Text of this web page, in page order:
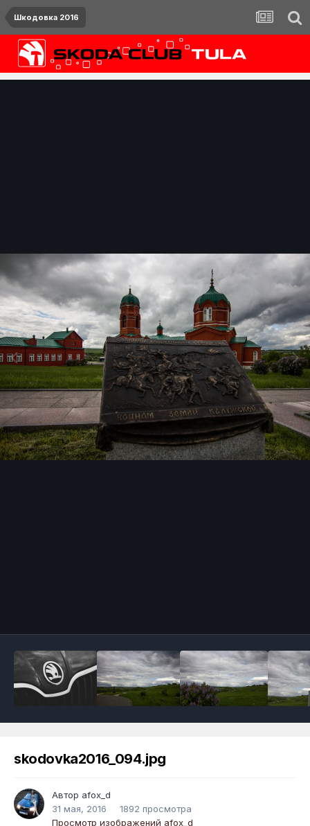
Шкодовка 2016
skodovka2016_094.jpg
Автор afox_d
31 мая, 2016
1892 просмотра
Просмотр изображений afox_d